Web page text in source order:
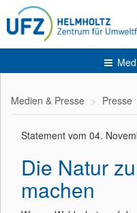
Medien & Presse Presse
Statement vom 04.
Die Natur
machen